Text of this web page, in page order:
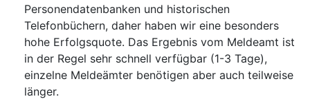
Personendatenbanken und historischen
Telefonbüchern, daher haben wir eine besonders
hohe Erfolgsquote. Das Ergebnis vom Meldeamt ist
in der Regel sehr schnell verfügbar (1-3 Tage),
einzelne Meldeämter benötigen aber auch teilweise
länger.